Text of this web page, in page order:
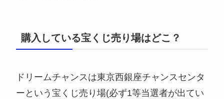
購入している宝くじ売り場はどこ？
ドリームチャンスは東京西銀座チャンスセンタ
ーという宝くじ売り場(必ず1等当選者が出てい